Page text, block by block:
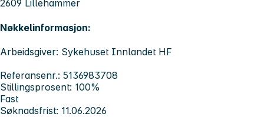
2609 Lillehammer
Nøkkelinformasjon:
Arbeidsgiver: Sykehuset Innlandet HF
Referansenr.: 5136983708
Stillingsprosent: 100%
Fast
Søknadsfrist: 11.06.2026